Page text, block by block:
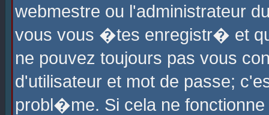
webmestre ou l'administrateur
vous vous �tes enregistr� et
ne pouvez toujours pas vous
d'utilisateur et mot de passe;
probl�me. Si cela ne